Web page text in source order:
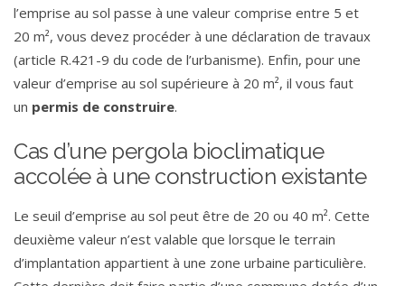
l’emprise au sol passe à une valeur comprise entre 5 et
20 m², vous devez procéder à une déclaration de travaux
(article R.421-9 du code de l’urbanisme). Enfin, pour une
valeur d’emprise au sol supérieure à 20 m², il vous faut
un permis de construire.
Cas d’une pergola bioclimatique
accolée à une construction existante
Le seuil d’emprise au sol peut être de 20 ou 40 m². Cette
deuxième valeur n’est valable que lorsque le terrain
d’implantation appartient à une zone urbaine particulière.